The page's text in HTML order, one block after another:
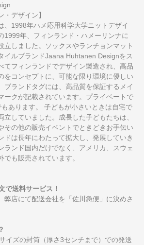
・デザイン】
、1998年ハメ応用科学大学ニットデザイ
1999年、フィンランド・ハメーリンナに
立しました。ソックスやランチョンマット
イルブランドJaana Huhtanen Designをス
てフィンランドでデザイン製造され、高品
をコンセプトに、可能な限り環境に優しい
ブランドタグには、高品質を保証するメイ
ークが記載されています。プライベートで
あります。 子どもが小さいときは自宅で
立していました。成長した子どもたちは、
その他の販売イベントでときどきお手伝い
ドは長年にわたって拡大し、発展していき
ランド国内だけでなく、アメリカ、スウェ
でも販売されています。
で送料サービス！
弊店にて配送会社を「佐川急便」に決めさ
イズの封筒（厚さ3センチまで）での発送